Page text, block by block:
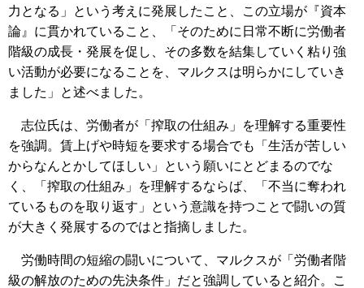
力となる」という考えに発展したこと、この立場が『資本
論』に貫かれていること、「そのために日常不断に労働者
階級の成長・発展を促し、その多数を結集していく粘り強
い活動が必要になることを、マルクスは明らかにしていき
ました」と述べました。
志位氏は、労働者が「搾取の仕組み」を理解する重要性
を強調。賃上げや時短を要求する場合でも「生活が苦しい
からなんとかしてほしい」という願いにとどまるのでな
く、「搾取の仕組み」を理解するならば、「不当に奪われ
ているものを取り返す」という意識を持つことで闘いの質
が大きく発展するのではと指摘しました。
労働時間の短縮の闘いについて、マルクスが「労働者階
級の解放のための先決条件」だと強調していると紹介。こ